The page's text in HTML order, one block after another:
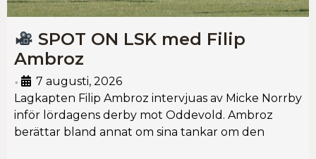
SPOT ON LSK med Filip
Ambroz
•
7 augusti, 2026
Lagkapten Filip Ambroz intervjuas av Micke Norrby
inför lördagens derby mot Oddevold. Ambroz
berättar bland annat om sina tankar om den